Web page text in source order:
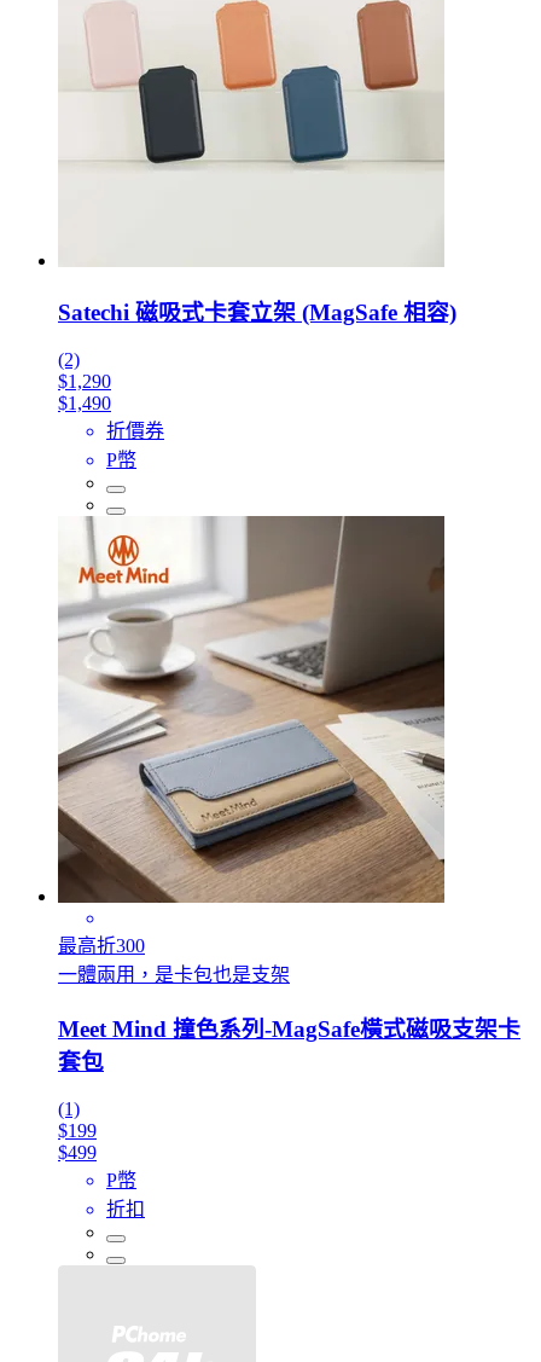
Satechi 磁吸式卡套立架 (MagSafe 相容)
(2)
$1,290
$1,490
折價券
P幣
最高折300
一體兩用，是卡包也是支架
Meet Mind 撞色系列-MagSafe橫式磁吸支架卡
套包
(1)
$199
$499
P幣
折扣